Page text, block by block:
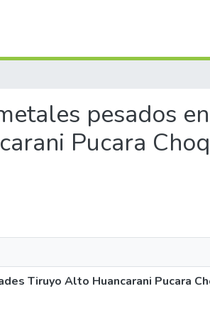
pesados
Pucara
Tiruyo Alto Huancarani Pucara